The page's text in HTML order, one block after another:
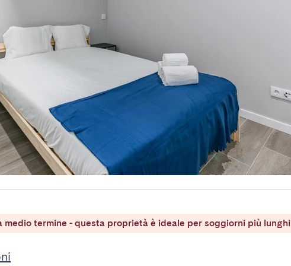
medio termine - questa proprietà è ideale per soggiorni più lunghi